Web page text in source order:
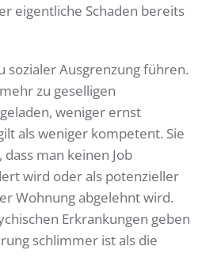
eigentliche Schaden bereits
sozialer Ausgrenzung führen.
zu geselligen
weniger ernst
als weniger kompetent. Sie
man keinen Job
wird oder als potenzieller
Wohnung abgelehnt wird.
Erkrankungen geben
schlimmer ist als die